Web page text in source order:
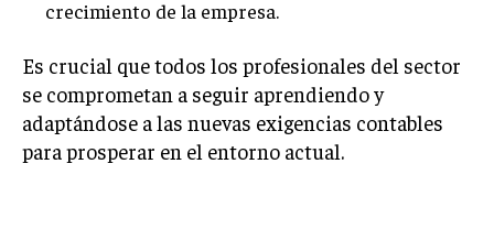
crecimiento de la empresa.
Es crucial que todos los profesionales del sector
se comprometan a seguir aprendiendo y
adaptándose a las nuevas exigencias contables
para prosperar en el entorno actual.